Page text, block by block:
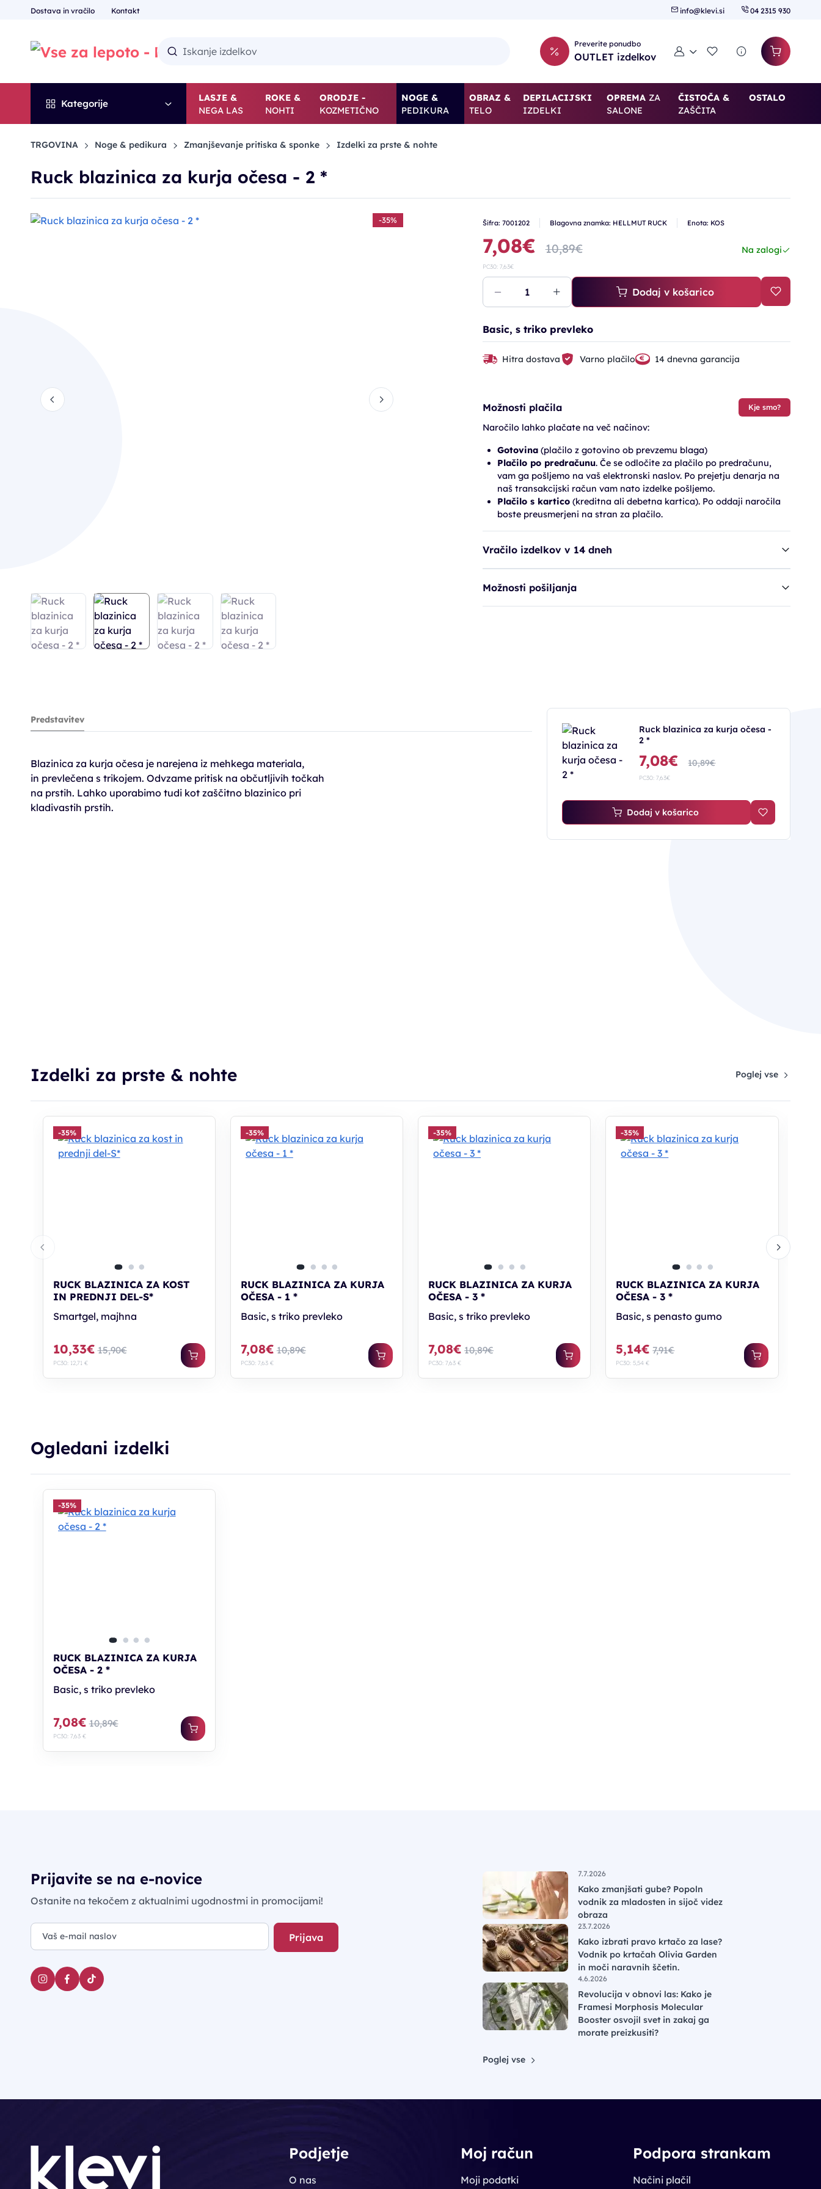
Dostava in vračilo Kontakt info@klevi.si 04 2315 930
Preverite ponudbo
OUTLET izdelkov Moj računSeznam želja
Kategorije
LASJE &
NEGA LAS
ROKE &
NOHTI
ORODJE -
KOZMETIČNO
NOGE &
PEDIKURA
OBRAZ &
TELO
DEPILACIJSKI
IZDELKI
OPREMAZA
SALONE
ČISTOČA &
ZAŠČITA
OSTALO
TRGOVINA Noge & pedikura Zmanjševanje pritiska & sponke Izdelki za prste & nohte
Ruck blazinica za kurja očesa - 2 *
-35% Šifra: 7001202 Blagovna znamka: HELLMUT RUCK Enota: KOS
7,08€ 10,89€ Na zalogi
PC30: 7,63€
Dodaj v košarico
Basic, s triko prevleko
Hitra dostava Varno plačilo 14 dnevna garancija
Možnosti plačila Kje smo?
Naročilo lahko plačate na več načinov:
Gotovina(plačilo z gotovino ob prevzemu blaga)
Plačilo po predračunu. Če se odločite za plačilo po predračunu,
vam ga pošljemo na vaš elektronski naslov. Po prejetju denarja na
naš transakcijski račun vam nato izdelke pošljemo.
Plačilo s kartico(kreditna ali debetna kartica). Po oddaji naročila
boste preusmerjeni na stran za plačilo.
Vračilo izdelkov v 14 dneh
Možnosti pošiljanja
Predstavitev
Blazinica za kurja očesa je narejena iz mehkega materiala,
in prevlečena s trikojem. Odvzame pritisk na občutljivih točkah
na prstih. Lahko uporabimo tudi kot zaščitno blazinico pri
kladivastih prstih.
Ruck blazinica za kurja očesa -
2 *
7,08€ 10,89€
PC30: 7,63€
Dodaj v košarico
Izdelki za prste & nohte Poglej vse
-35%
RUCK BLAZINICA ZA KOST
IN PREDNJI DEL-S*
Smartgel, majhna
10,33€ 15,90€
PC30: 12,71 €
-35%
RUCK BLAZINICA ZA KURJA
OČESA - 1 *
Basic, s triko prevleko
7,08€ 10,89€
PC30: 7,63 €
-35%
RUCK BLAZINICA ZA KURJA
OČESA - 3 *
Basic, s triko prevleko
7,08€ 10,89€
PC30: 7,63 €
-35%
RUCK BLAZINICA ZA KURJA
OČESA - 3 *
Basic, s penasto gumo
5,14€ 7,91€
PC30: 5,54 €
Ogledani izdelki
-35%
RUCK BLAZINICA ZA KURJA
OČESA - 2 *
Basic, s triko prevleko
7,08€ 10,89€
PC30: 7,63 €
Prijavite se na e-novice
Ostanite na tekočem z aktualnimi ugodnostmi in promocijami!
Prijava
7.7.2026
Kako zmanjšati gube? Popoln
vodnik za mladosten in sijoč videz
obraza
23.7.2026
Kako izbrati pravo krtačo za lase?
Vodnik po krtačah Olivia Garden
in moči naravnih ščetin.
4.6.2026
Revolucija v obnovi las: Kako je
Framesi Morphosis Molecular
Booster osvojil svet in zakaj ga
morate preizkusiti?
Poglej vse
Podjetje
O nas
Moj račun
Moji podatki
Podpora strankam
Načini plačil